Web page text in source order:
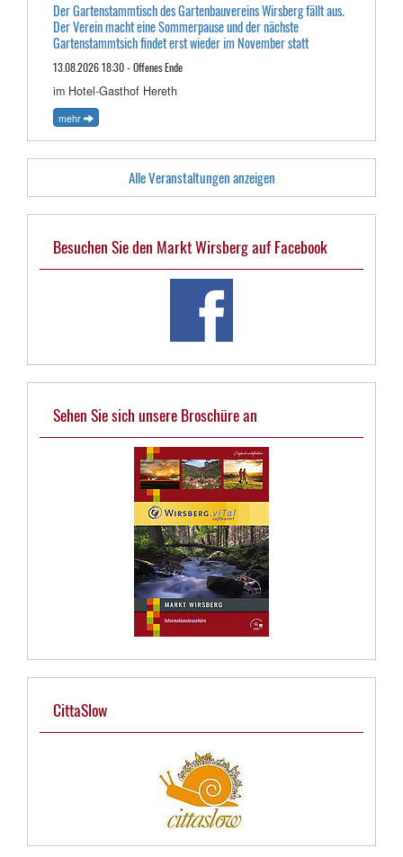
Der Gartenstammtisch des Gartenbauvereins Wirsberg fällt aus.
Der Verein macht eine Sommerpause und der nächste
Gartenstammtsich findet erst wieder im November statt
13.08.2026 18:30 - Offenes Ende
im Hotel-Gasthof Hereth
mehr
Alle Veranstaltungen anzeigen
Besuchen Sie den Markt Wirsberg auf Facebook
Sehen Sie sich unsere Broschüre an
CittaSlow